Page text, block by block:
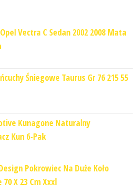
Vectra C Sedan 2002 2008 Mata
Śniegowe Taurus Gr 76 215 55
Kunagone Naturalny
Kun 6-Pak
Pokrowiec Na Duże Koło
X 23 Cm Xxxl